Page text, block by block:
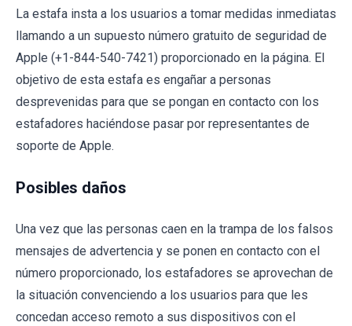
La estafa insta a los usuarios a tomar medidas inmediatas
llamando a un supuesto número gratuito de seguridad de
Apple (+1-844-540-7421) proporcionado en la página. El
objetivo de esta estafa es engañar a personas
desprevenidas para que se pongan en contacto con los
estafadores haciéndose pasar por representantes de
soporte de Apple.
Posibles daños
Una vez que las personas caen en la trampa de los falsos
mensajes de advertencia y se ponen en contacto con el
número proporcionado, los estafadores se aprovechan de
la situación convenciendo a los usuarios para que les
concedan acceso remoto a sus dispositivos con el